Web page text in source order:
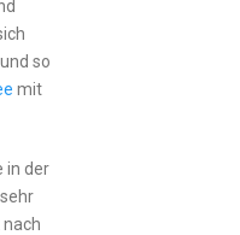
so
mit
in der
nach